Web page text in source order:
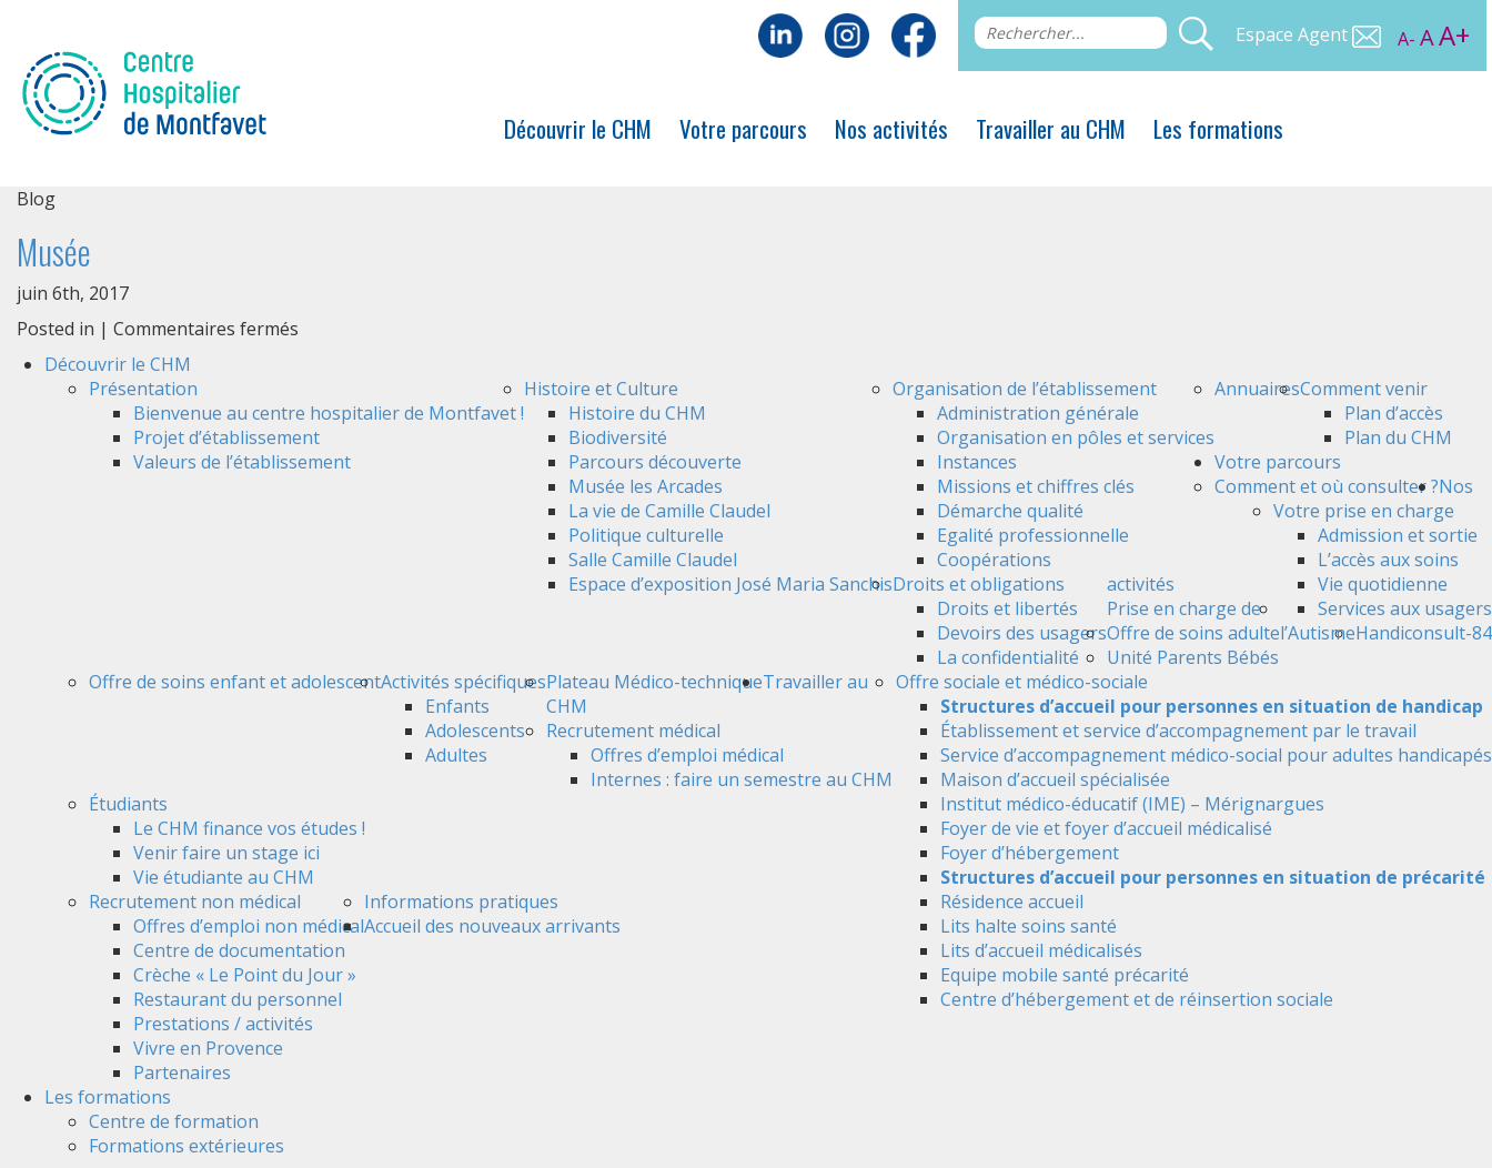
Espace Agent A- AA+
Découvrir le CHM Votre parcours Nos activités Travailler au CHM Les formations
Blog
Musée
juin 6th, 2017
Posted in | Commentaires fermés
Découvrir le CHM
Présentation
Bienvenue au centre hospitalier de Montfavet !
Projet d’établissement
Valeurs de l’établissement
Histoire et Culture
Histoire du CHM
Biodiversité
Parcours découverte
Musée les Arcades
La vie de Camille Claudel
Politique culturelle
Salle Camille Claudel
Espace d’exposition José Maria Sanchis
Organisation de l’établissement
Administration générale
Organisation en pôles et services
Instances
Missions et chiffres clés
Démarche qualité
Egalité professionnelle
Coopérations
AnnuairesComment venir
Plan d’accès
Plan du CHM
Votre parcours
Comment et où consulter ?
Votre prise en charge
Admission et sortie
L’accès aux soins
Vie quotidienne
Services aux usagers
Droits et obligations
Droits et libertés
Devoirs des usagers
La confidentialité
Nos
activités
Offre de soins adulte
Handiconsult-84
Offre sociale et médico-sociale
Structures d’accueil pour personnes en situation de handicap
Établissement et service d’accompagnement par le travail
Service d’accompagnement médico-social pour adultes handicapés
Maison d’accueil spécialisée
Institut médico-éducatif (IME) – Mérignargues
Foyer de vie et foyer d’accueil médicalisé
Foyer d’hébergement
Structures d’accueil pour personnes en situation de précarité
Résidence accueil
Lits halte soins santé
Lits d’accueil médicalisés
Equipe mobile santé précarité
Centre d’hébergement et de réinsertion sociale
Offre de soins enfant et adolescentActivités spécifiques
Enfants
Adolescents
Adultes
Plateau Médico-technique
Prise en charge de
l’Autisme
Unité Parents Bébés
Travailler au
CHM
Recrutement médical
Offres d’emploi médical
Internes : faire un semestre au CHM
Étudiants
Le CHM finance vos études !
Venir faire un stage ici
Vie étudiante au CHM
Recrutement non médical
Offres d’emploi non médical
Informations pratiques
Accueil des nouveaux arrivants
Centre de documentation
Crèche « Le Point du Jour »
Restaurant du personnel
Prestations / activités
Vivre en Provence
Partenaires
Les formations
Centre de formation
Formations extérieures